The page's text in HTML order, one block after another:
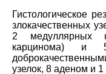
Гистологическое
злокачественных
2 медуллярных
карцинома)
узелок, 8 аденом и